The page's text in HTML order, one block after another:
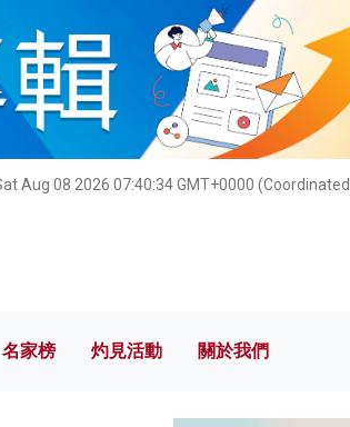
Aug 08 2026 07:40:35 GMT+0000
名家榜 灼見活動 關於我們
名家榜 灼見活動 關於我們